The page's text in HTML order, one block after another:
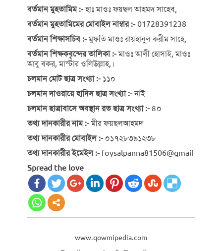
বর্তমান মুহতামিম :-হাঃ মাওঃ ফয়ছল আহমদ সাহেব,
বর্তমান মুহতামিমের মোবাইল নাম্বার :- 01728391238
বর্তমান শিক্ষাসচিব :-মুফতি মাওঃ রায়হানুল করীম সাহে,
বর্তমান শিক্ষকবৃন্দের তালিকা :-মাওঃ আলী হোসাই, মাওঃ
আবু বকর, মাস্টার ওলিউল্লাহ,।
চলমান মোট ছাত্র সংখ্যা :- ১১০
চলমান দাওরায়ে হাদিস ছাত্র সংখ্যা :-নাই
চলমান ছাত্রাবাসে অবস্থান রত ছাত্র সংখ্যা :- ৪০
তথ্য দানকারীর নাম :-মীর ফয়ছলআহমদ
তথ্য দানকারীর মোবাইল :- ০১৭২৮৩৯১২৩৮
তথ্য দানকারীর ইমেইল :- foysalpanna81506@gmail
Spread the love
www.qowmipedia.com